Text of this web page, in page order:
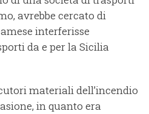
avrebbe cercato di
interferisse
da e per la Sicilia
materiali dell’incendio
in quanto era